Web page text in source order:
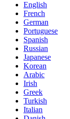
English
French
German
Portuguese
Spanish
Russian
Japanese
Korean
Arabic
Irish
Greek
Turkish
Italian